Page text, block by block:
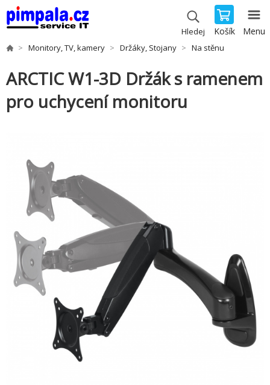
Hledej Košík Menu
Monitory, TV, kamery Držáky, Stojany Na stěnu
ARCTIC W1-3D Držák s ramenem
pro uchycení monitoru